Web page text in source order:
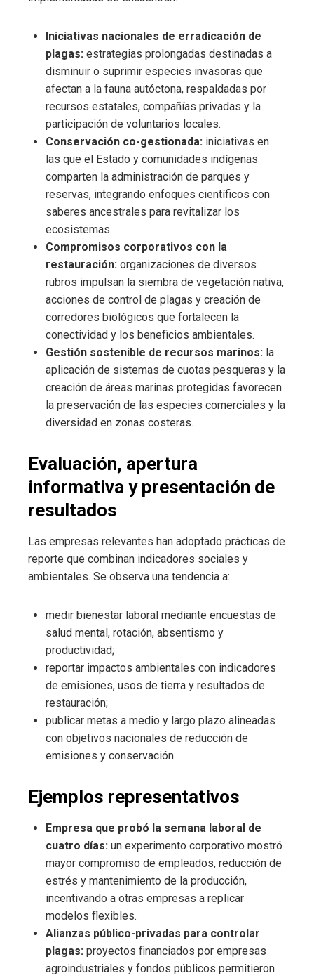
Iniciativas nacionales de erradicación de
plagas: estrategias prolongadas destinadas a
disminuir o suprimir especies invasoras que
afectan a la fauna autóctona, respaldadas por
recursos estatales, compañías privadas y la
participación de voluntarios locales.
Conservación co-gestionada: iniciativas en
las que el Estado y comunidades indígenas
comparten la administración de parques y
reservas, integrando enfoques científicos con
saberes ancestrales para revitalizar los
ecosistemas.
Compromisos corporativos con la
restauración: organizaciones de diversos
rubros impulsan la siembra de vegetación nativa,
acciones de control de plagas y creación de
corredores biológicos que fortalecen la
conectividad y los beneficios ambientales.
Gestión sostenible de recursos marinos: la
aplicación de sistemas de cuotas pesqueras y la
creación de áreas marinas protegidas favorecen
la preservación de las especies comerciales y la
diversidad en zonas costeras.
Evaluación, apertura
informativa y presentación de
resultados
Las empresas relevantes han adoptado prácticas de
reporte que combinan indicadores sociales y
ambientales. Se observa una tendencia a:
medir bienestar laboral mediante encuestas de
salud mental, rotación, absentismo y
productividad;
reportar impactos ambientales con indicadores
de emisiones, usos de tierra y resultados de
restauración;
publicar metas a medio y largo plazo alineadas
con objetivos nacionales de reducción de
emisiones y conservación.
Ejemplos representativos
Empresa que probó la semana laboral de
cuatro días: un experimento corporativo mostró
mayor compromiso de empleados, reducción de
estrés y mantenimiento de la producción,
incentivando a otras empresas a replicar
modelos flexibles.
Alianzas público-privadas para controlar
plagas: proyectos financiados por empresas
agroindustriales y fondos públicos permitieron